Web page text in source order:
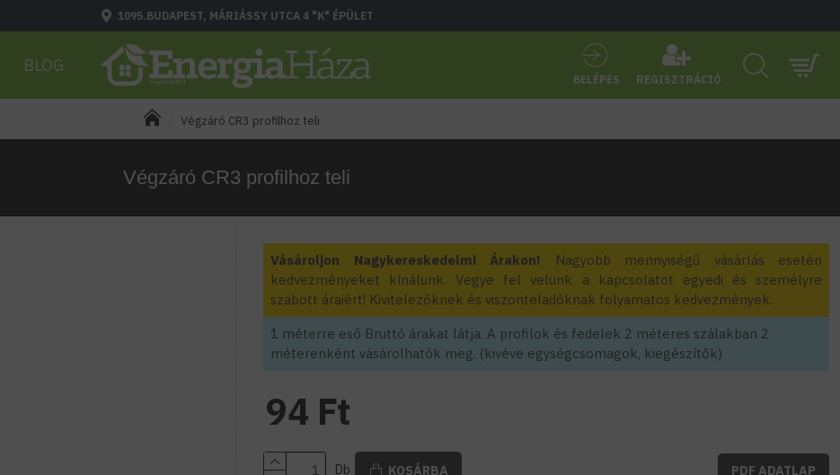
1095.BUDAPEST, MÁRIÁSSY UTCA 4 "K" ÉPÜLET
BLOG
BELÉPÉS REGISZTRÁCIÓ
Végzáró CR3 profilhoz teli
Végzáró CR3 profilhoz teli
Vásároljon Nagykereskedelmi Árakon!
Nagyobb mennyiségű vásárlás esetén
kedvezményeket kínálunk. Vegye fel velünk a kapcsolatot egyedi és személyre
szabott áraiért! Kivitelezőknek és viszonteladóknak folyamatos kedvezmények.
1 méterre eső Bruttó árakat látja. A profilok és fedelek 2 méteres szálakban 2
méterenként vásárolhatók meg. (kivéve egységcsomagok, kiegészítők)
94 Ft
Db KOSÁRBA PDF ADATLAP